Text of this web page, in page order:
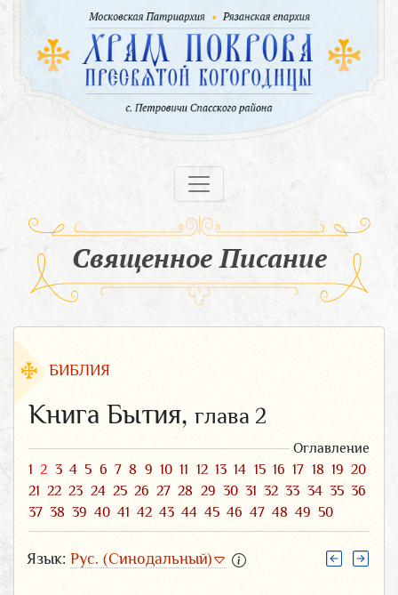
Священное Писание
БИБЛИЯ
Книга Бытия, глава 2
Оглавление
1 2 3 4 5 6 7 8 9 10 11 12 13 14 15 16 17 18 19 20
21 22 23 24 25 26 27 28 29 30 31 32 33 34 35 36
37 38 39 40 41 42 43 44 45 46 47 48 49 50
Язык: Рус. (Синодальный)